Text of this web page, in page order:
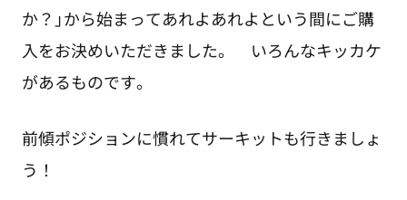
か？」から始まってあれよあれよという間にご購
入をお決めいただきました。 いろんなキッカケ
があるものです。
前傾ポジションに慣れてサーキットも行きましょ
う！